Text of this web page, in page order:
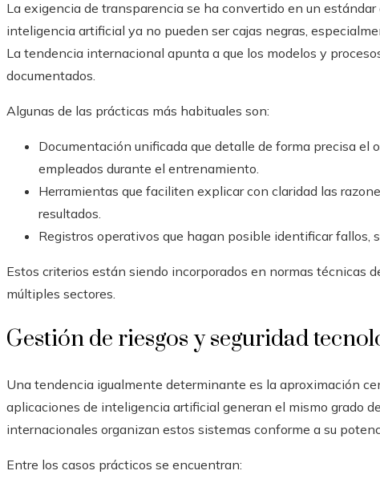
La exigencia de transparencia se ha convertido en un
inteligencia artificial ya no pueden ser cajas negras,
La tendencia internacional apunta a que los modelos y
documentados.
Algunas de las prácticas más habituales son:
Documentación unificada que detalle de forma precisa el
empleados durante el entrenamiento.
Herramientas que faciliten explicar con claridad las
resultados.
Registros operativos que hagan posible identificar fallos,
Estos criterios están siendo incorporados en normas técnicas
múltiples sectores.
Gestión de riesgos y seguridad
Una tendencia igualmente determinante es la aproximación
aplicaciones de inteligencia artificial generan el mismo grado
internacionales organizan estos sistemas conforme a su
Entre los casos prácticos se encuentran: